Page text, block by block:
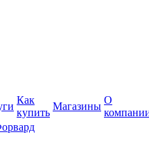
Как
купить
Магазины
О